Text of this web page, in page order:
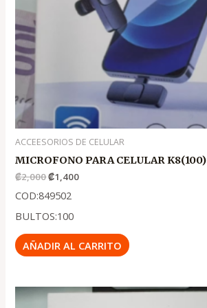
ACCEESORIOS DE CELULAR
MICROFONO PARA CELULAR K8(100)
₡2,000₡1,400
COD:849502
BULTOS:100
AÑADIR AL CARRITO
El
El